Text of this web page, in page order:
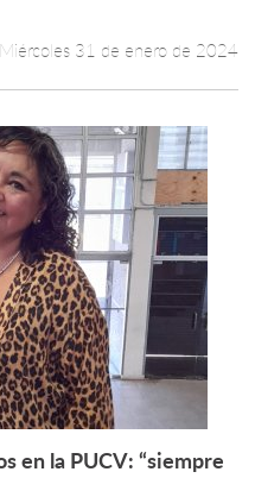
Miércoles 31 de enero de 2024
Leer más +
en la PUCV: “siempre